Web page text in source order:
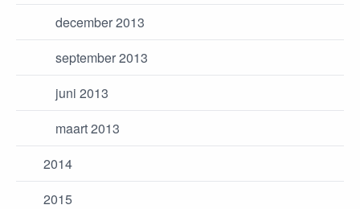
december 2013
september 2013
juni 2013
maart 2013
2014
2015